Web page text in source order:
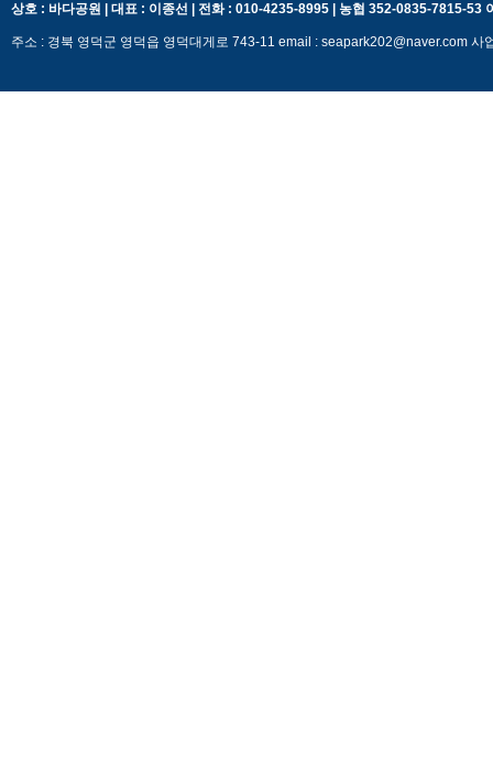
상호 : 바다공원 | 대표 : 이종선 | 전화 : 010-4235-8995 | 농협 352-0835-7815-53
주소 : 경북 영덕군 영덕읍 영덕대게로 743-11 email : seapark202@naver.com